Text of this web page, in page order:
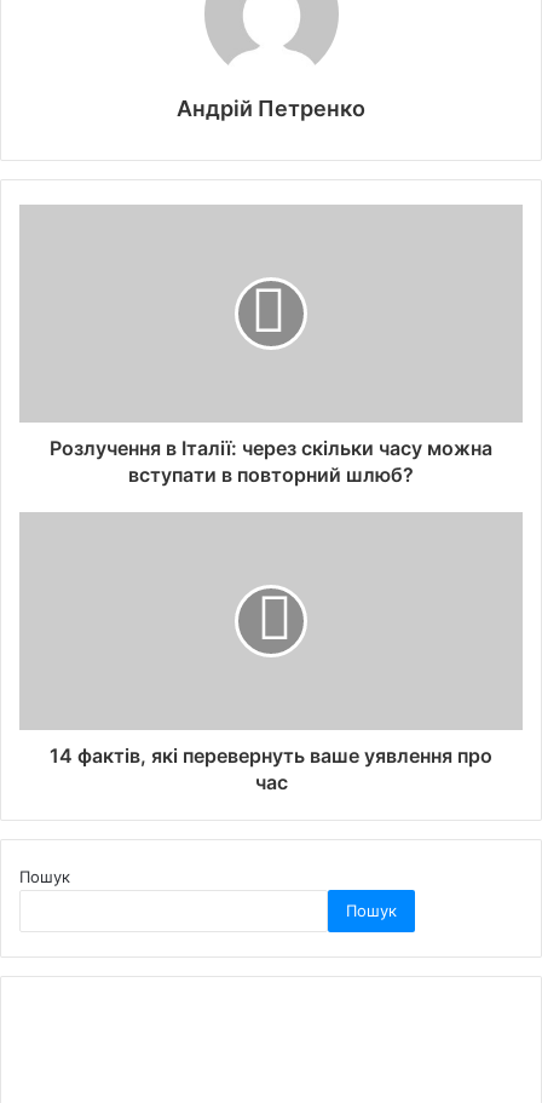
Андрій Петренко
Розлучення в Італії: через скільки часу можна
вступати в повторний шлюб?
14 фактів, які перевернуть ваше уявлення про
час
Пошук
Пошук